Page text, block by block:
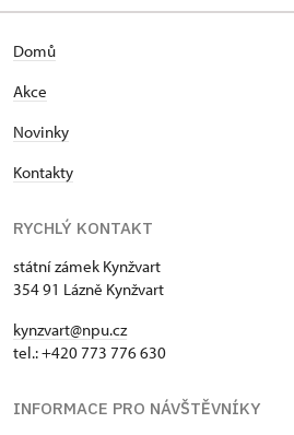
Domů
Akce
Novinky
Kontakty
RYCHLÝ KONTAKT
státní zámek Kynžvart
354 91 Lázně Kynžvart
kynzvart@npu.cz
tel.: +420 773 776 630
INFORMACE PRO NÁVŠTĚVNÍKY